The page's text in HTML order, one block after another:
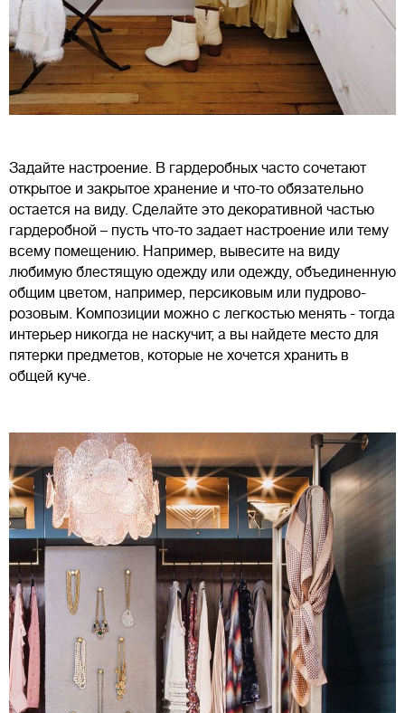
Задайте настроение. В гардеробных часто сочетают
открытое и закрытое хранение и что-то обязательно
остается на виду. Сделайте это декоративной частью
гардеробной – пусть что-то задает настроение или тему
всему помещению. Например, вывесите на виду
любимую блестящую одежду или одежду, объединенную
общим цветом, например, персиковым или пудрово-
розовым. Композиции можно с легкостью менять - тогда
интерьер никогда не наскучит, а вы найдете место для
пятерки предметов, которые не хочется хранить в
общей куче.